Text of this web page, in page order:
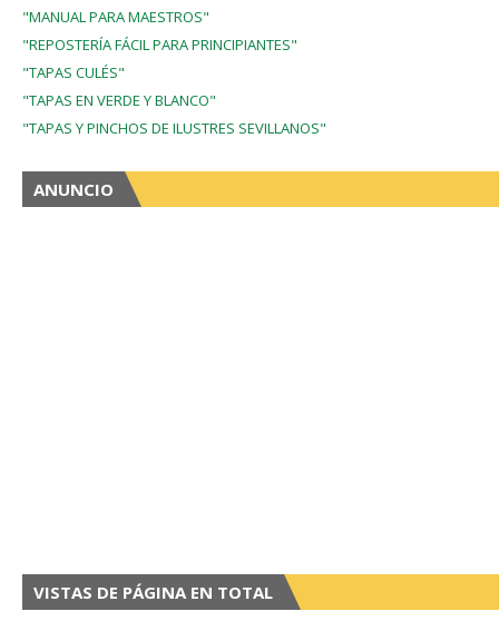
"MANUAL PARA MAESTROS"
"REPOSTERÍA FÁCIL PARA PRINCIPIANTES"
"TAPAS CULÉS"
"TAPAS EN VERDE Y BLANCO"
"TAPAS Y PINCHOS DE ILUSTRES SEVILLANOS"
ANUNCIO
VISTAS DE PÁGINA EN TOTAL